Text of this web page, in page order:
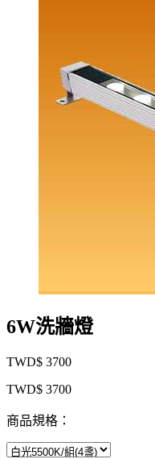
6W洗牆燈
TWD$ 3700
TWD$ 3700
商品規格：